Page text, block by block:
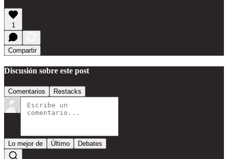
1
Compartir
Discusión sobre este post
Comentarios Restacks
Lo mejor de Último Debates